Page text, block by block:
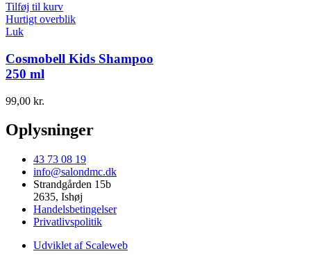
Tilføj til kurv
Hurtigt overblik
Luk
Cosmobell Kids Shampoo
250 ml
99,00 kr.
Oplysninger
43 73 08 19
info@salondmc.dk
Strandgården 15b
2635, Ishøj
Handelsbetingelser
Privatlivspolitik
Udviklet af Scaleweb